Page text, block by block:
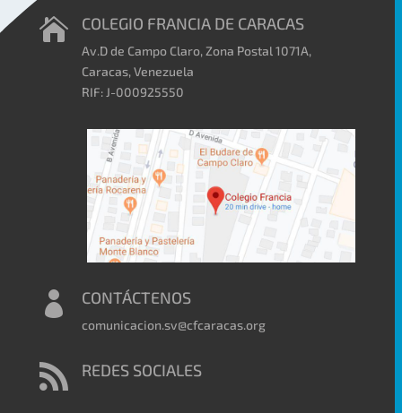
 COLEGIO FRANCIA DE CARACAS
Av.D de Campo Claro, Zona Postal 1071A,
Caracas, Venezuela
RIF: J-000925550
 CONTÁCTENOS
comunicacion.sv@cfcaracas.org
 REDES SOCIALES